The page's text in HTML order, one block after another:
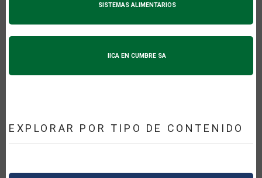
SISTEMAS ALIMENTARIOS
IICA EN CUMBRE SA
EXPLORAR POR TIPO DE CONTENIDO